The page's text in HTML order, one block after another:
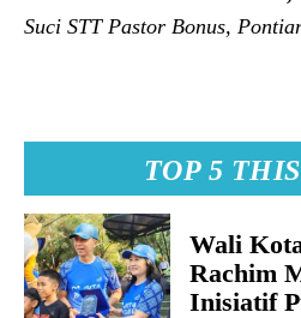
TOP 5
Wali
Rachim
Inisiatif
Suci STT Pastor Bonus,